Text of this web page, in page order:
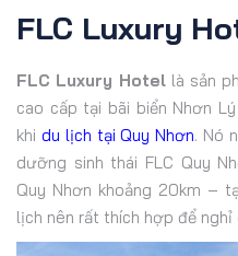
FLC Luxury
FLC Luxury Hotellà sản
cao cấp tại bãi biển Nhơn
khi du lịch tại Quy Nhơn. Nó
dưỡng sinh thái FLC Quy
Quy Nhơn khoảng 20km –
lịch nên rất thích hợp để nghỉ